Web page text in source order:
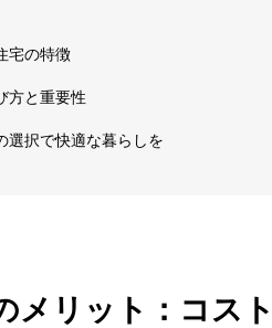
宅の特徴
方と重要性
選択で快適な暮らしを
メリット：コス